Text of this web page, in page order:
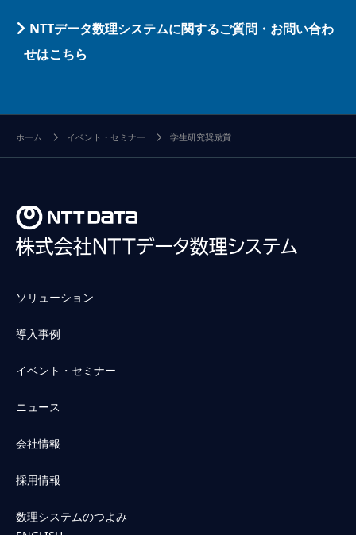
NTTデータ数理システムに関するご質問・お問い合わ
せはこちら
ホーム イベント・セミナー 学生研究奨励賞
ソリューション
導入事例
イベント・セミナー
ニュース
会社情報
採用情報
数理システムのつよみ